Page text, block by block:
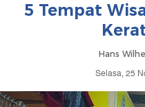
5 Tempat
Hans
Selasa, 25